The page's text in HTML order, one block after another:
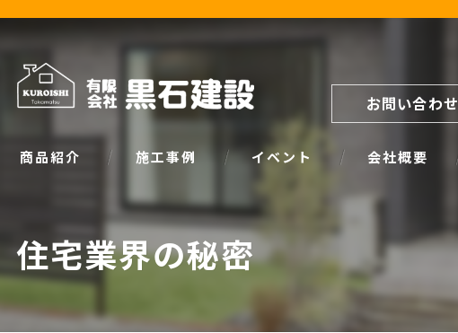
お問い合わせ
商品紹介
SIMPLE NOTE
施工事例 イベント
イベント情報
家づくり塾
会社概要
住宅業界の秘密